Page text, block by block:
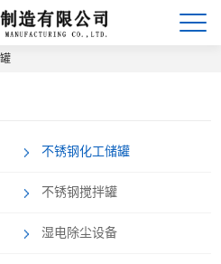
不锈钢化工储罐
不锈钢搅拌罐
湿电除尘设备